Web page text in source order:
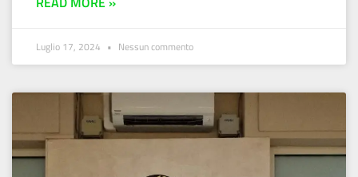
Luglio 17, 2024 Nessun commento